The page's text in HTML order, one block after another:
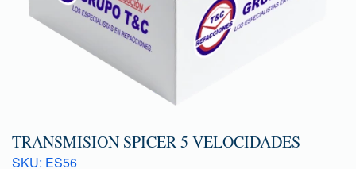
TRANSMISION SPICER 5 VELOCIDADES
SKU: ES56